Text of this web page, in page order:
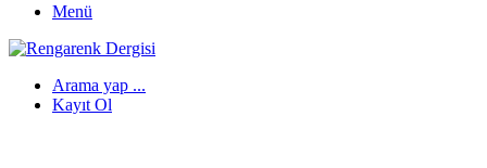
Menü
Arama yap ...
Kayıt Ol